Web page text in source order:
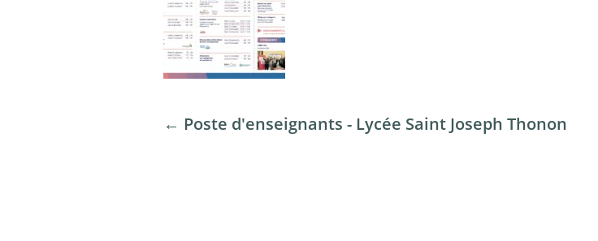
← Poste d'enseignants - Lycée Saint Joseph Thonon